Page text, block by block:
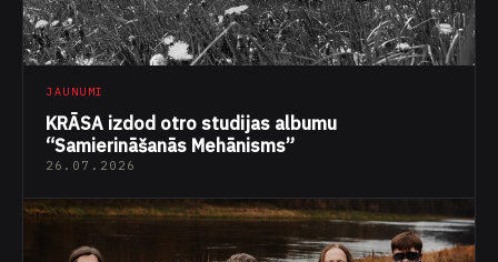
JAUNUMI
KRĀSA izdod otro studijas albumu
“Samierināšanās Mehānisms”
26.07.2026